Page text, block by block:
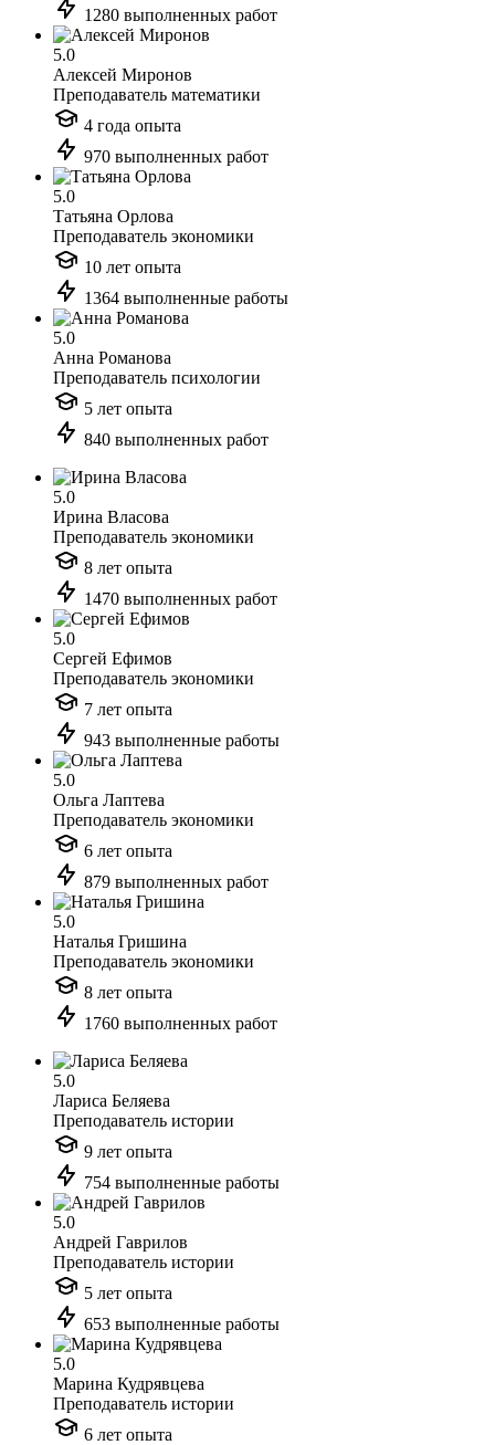
1280 выполненных работ
5.0
Алексей Миронов
Преподаватель математики
4 года опыта
970 выполненных работ
5.0
Татьяна Орлова
Преподаватель экономики
10 лет опыта
1364 выполненные работы
5.0
Анна Романова
Преподаватель психологии
5 лет опыта
840 выполненных работ
5.0
Ирина Власова
Преподаватель экономики
8 лет опыта
1470 выполненных работ
5.0
Сергей Ефимов
Преподаватель экономики
7 лет опыта
943 выполненные работы
5.0
Ольга Лаптева
Преподаватель экономики
6 лет опыта
879 выполненных работ
5.0
Наталья Гришина
Преподаватель экономики
8 лет опыта
1760 выполненных работ
5.0
Лариса Беляева
Преподаватель истории
9 лет опыта
754 выполненные работы
5.0
Андрей Гаврилов
Преподаватель истории
5 лет опыта
653 выполненные работы
5.0
Марина Кудрявцева
Преподаватель истории
6 лет опыта